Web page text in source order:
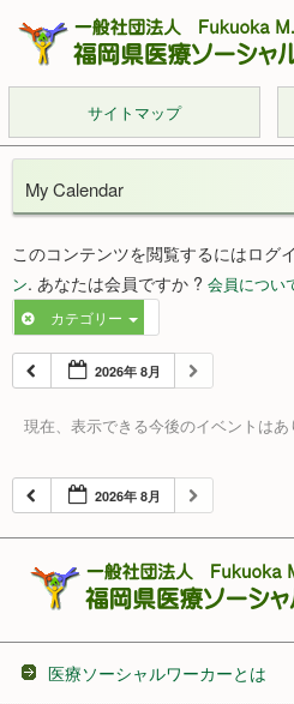
サイトマップ
My Calendar
このコンテンツを閲覧するにはログ
ン. あなたは会員ですか ? 会員につい
カテゴリー
2026年 8月
現在、表示できる今後のイベントはあ
2026年 8月
医療ソーシャルワーカーとは